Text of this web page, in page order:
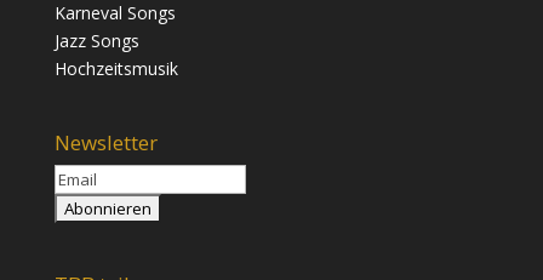
Karneval Songs
Jazz Songs
Hochzeitsmusik
Newsletter